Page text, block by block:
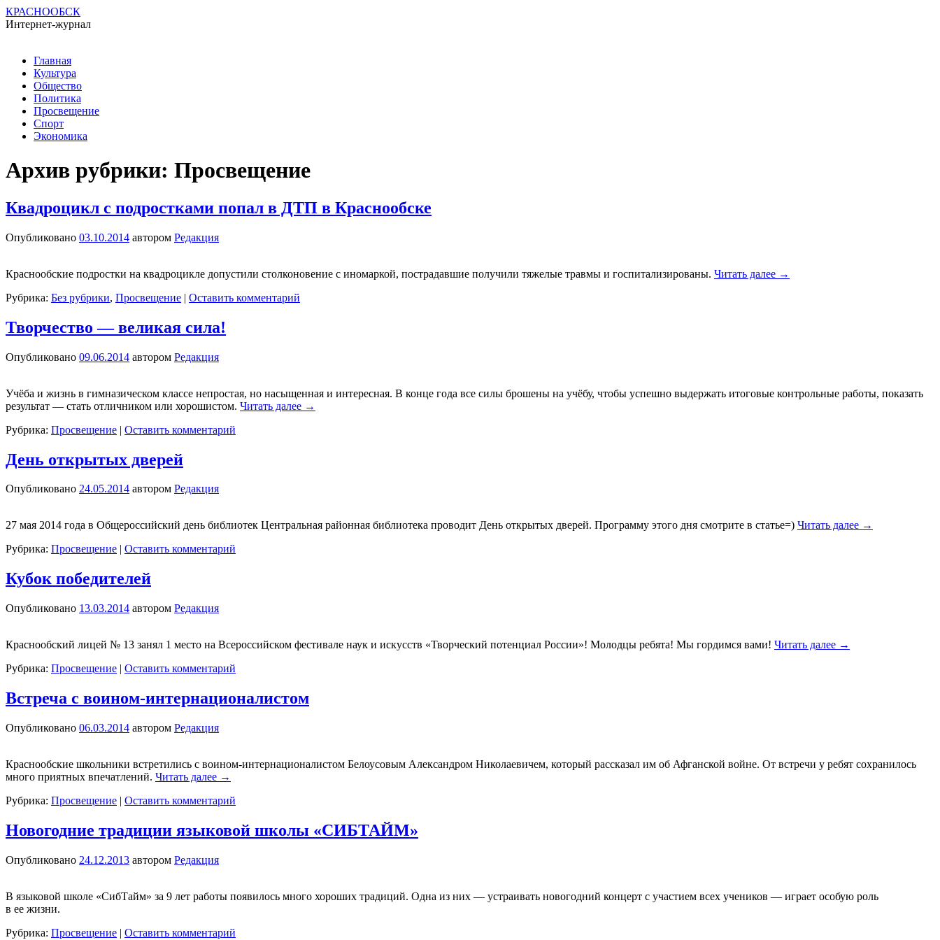
КРАСНООБСК
Интернет-журнал
Перейти
содержимому
Главная
Культура
Общество
Политика
Просвещение
Спорт
Экономика
Архив рубрики: Просвещение
Квадроцикл с подростками попал в ДТП в Краснообске
Опубликовано 03.10.2014 автором Редакция
Краснообские подростки на квадроцикле допустили столконовение с иномаркой, пострадавшие получили тяжелые травмы и госпитализированы. Читать далее →
Рубрика: Без рубрики, Просвещение | Оставить комментарий
Творчество — великая сила!
Опубликовано 09.06.2014 автором Редакция
Учёба и жизнь в гимназическом классе непростая, но насыщенная и интересная. В конце года все силы брошены на учёбу, чтобы успешно выдержать итоговые контрольные работы, показать
результат — стать отличником или хорошистом. Читать далее →
Рубрика: Просвещение | Оставить комментарий
День открытых дверей
Опубликовано 24.05.2014 автором Редакция
27 мая 2014 года в Общероссийский день библиотек Центральная районная библиотека проводит День открытых дверей. Программу этого дня смотрите в статье=) Читать далее →
Рубрика: Просвещение | Оставить комментарий
Кубок победителей
Опубликовано 13.03.2014 автором Редакция
Краснообский лицей № 13 занял 1 место на Всероссийском фестивале наук и искусств «Творческий потенциал России»! Молодцы ребята! Мы гордимся вами! Читать далее →
Рубрика: Просвещение | Оставить комментарий
Встреча с воином-интернационалистом
Опубликовано 06.03.2014 автором Редакция
Краснообские школьники встретились с воином-интернационалистом Белоусовым Александром Николаевичем, который рассказал им об Афганской войне. От встречи у ребят сохранилось
много приятных впечатлений. Читать далее →
Рубрика: Просвещение | Оставить комментарий
Новогодние традиции языковой школы «СИБТАЙМ»
Опубликовано 24.12.2013 автором Редакция
В языковой школе «СибТайм» за 9 лет работы появилось много хороших традиций. Одна из них — устраивать новогодний концерт с участием всех учеников — играет особую роль
в ее жизни.
Рубрика: Просвещение | Оставить комментарий